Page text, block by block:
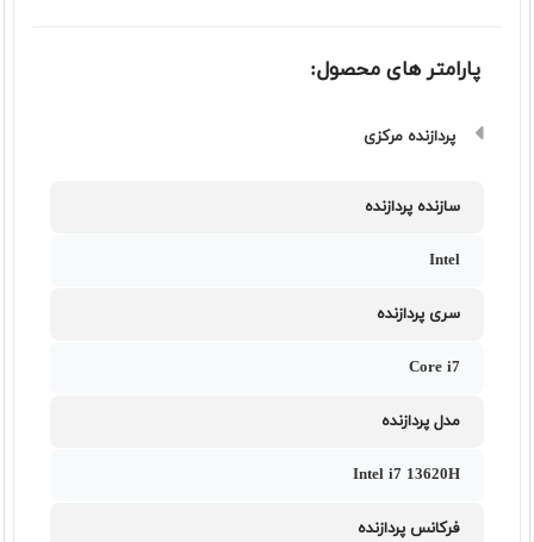
پارامتر های محصول:
پردازنده مرکزی
سازنده پردازنده
Intel
سری پردازنده
Core i7
مدل پردازنده
Intel i7 13620H
فرکانس پردازنده